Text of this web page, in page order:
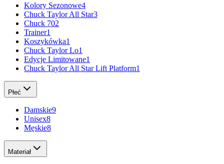
Kolory Sezonowe4
Chuck Taylor All Star3
Chuck 702
Trainer1
Koszykówka1
Chuck Taylor Lo1
Edycje Limitowane1
Chuck Taylor All Star Lift Platform1
Płeć
Damskie9
Unisex8
Męskie8
Materiał